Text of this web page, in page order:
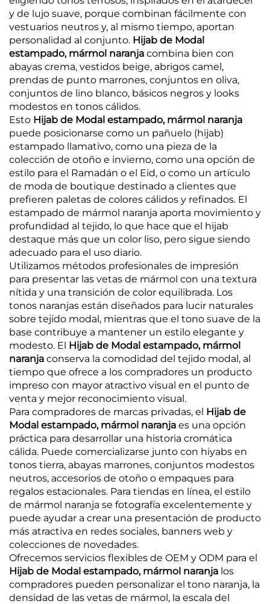
y de lujo suave, porque combinan fácilmente con
vestuarios neutros y, al mismo tiempo, aportan
personalidad al conjunto. Hijab de Modal
estampado, mármol naranja combina bien con
abayas crema, vestidos beige, abrigos camel,
prendas de punto marrones, conjuntos en oliva,
conjuntos de lino blanco, básicos negros y looks
modestos en tonos cálidos.
Esto Hijab de Modal estampado, mármol naranja
puede posicionarse como un pañuelo (hijab)
estampado llamativo, como una pieza de la
colección de otoño e invierno, como una opción de
estilo para el Ramadán o el Eid, o como un artículo
de moda de boutique destinado a clientes que
prefieren paletas de colores cálidos y refinados. El
estampado de mármol naranja aporta movimiento y
profundidad al tejido, lo que hace que el hijab
destaque más que un color liso, pero sigue siendo
adecuado para el uso diario.
Utilizamos métodos profesionales de impresión
para presentar las vetas de mármol con una textura
nítida y una transición de color equilibrada. Los
tonos naranjas están diseñados para lucir naturales
sobre tejido modal, mientras que el tono suave de la
base contribuye a mantener un estilo elegante y
modesto. El Hijab de Modal estampado, mármol
naranja conserva la comodidad del tejido modal, al
tiempo que ofrece a los compradores un producto
impreso con mayor atractivo visual en el punto de
venta y mejor reconocimiento visual.
Para compradores de marcas privadas, el Hijab de
Modal estampado, mármol naranja es una opción
práctica para desarrollar una historia cromática
cálida. Puede comercializarse junto con hiyabs en
tonos tierra, abayas marrones, conjuntos modestos
neutros, accesorios de otoño o empaques para
regalos estacionales. Para tiendas en línea, el estilo
de mármol naranja se fotografía excelentemente y
puede ayudar a crear una presentación de producto
más atractiva en redes sociales, banners web y
colecciones de novedades.
Ofrecemos servicios flexibles de OEM y ODM para el
Hijab de Modal estampado, mármol naranja los
compradores pueden personalizar el tono naranja, la
densidad de las vetas de mármol, la escala del